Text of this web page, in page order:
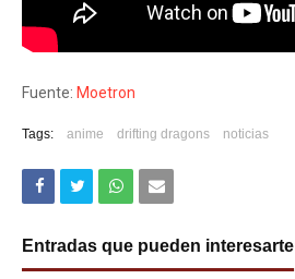
Fuente: Moetron
Tags: anime drifting dragons noticias
Entradas que pueden interesarte